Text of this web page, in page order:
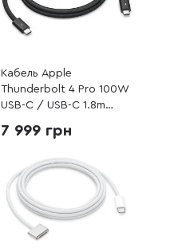
Кабель Apple
Thunderbolt 4 Pro 100W
USB-C / USB-C 1.8m
7 999 грн